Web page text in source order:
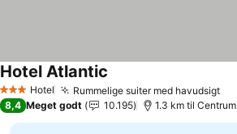
3 StjernerHotel Rummelige suiter med havudsigt
Hotel Atlantic
8,4 Meget godt 10.195 1.3 km til Centrum